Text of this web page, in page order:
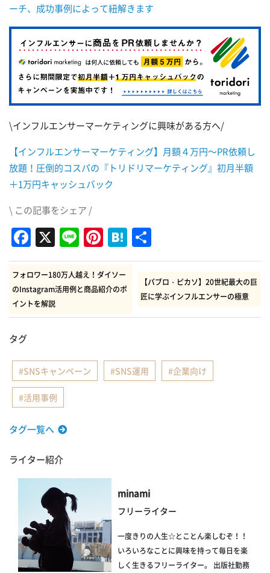
ーチ、成功事例によって紐解きます
\インフルエンサーマーケティングに興味がある方へ/
【インフルエンサーマーケティング】月額４万円～PR依頼し
放題！圧倒的コスパの『トリドリマーケティング』初月半額
＋1万円キャッシュバック
\ この記事をシェア /
Facebook
X LinePinterest
Hatena
有
フォロワー180万人越え！ダイソー
のInstagram活用例と商品紹介のポ
イントを解説
【パブロ・ピカソ】20世紀最大の巨
匠に学ぶインフルエンサーの極意
タグ
SNSキャンペーン SNS運用 企業向け
活用事例
タグ一覧へ
ライター紹介
minami
フリーライター
一度きりの人生☆とことん楽しむぞ！！
いろいろなことに興味を持って毎日を楽
しく生きるフリーライター。 出版社勤務